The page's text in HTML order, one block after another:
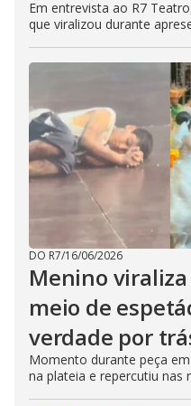
Em entrevista ao R7
que viralizou durante
DO R7/16/06/2026
Menino viraliza
meio de
verdade por
Momento durante peça
na plateia e repercutiu nas